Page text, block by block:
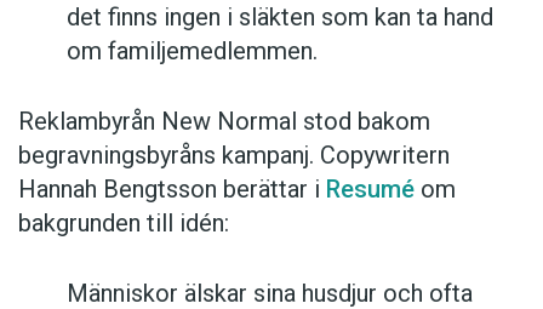
det finns ingen i släkten som kan ta hand
om familjemedlemmen.
Reklambyrån New Normal stod bakom
begravningsbyråns kampanj. Copywritern
Hannah Bengtsson berättar i Resumé om
bakgrunden till idén:
Människor älskar sina husdjur och ofta